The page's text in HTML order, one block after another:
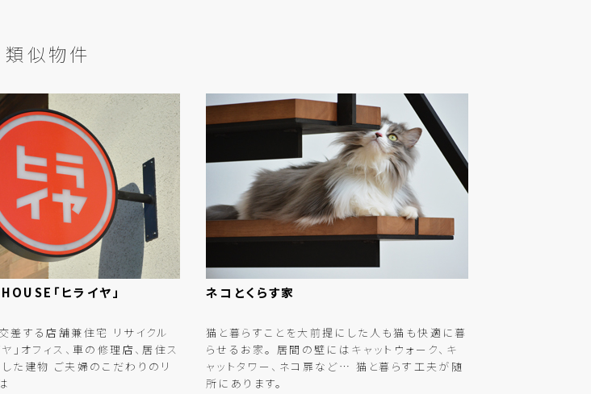
類似物件
「ヒライヤ」
差する店舗兼住宅 リサイクル
ヤ」オフィス、車の修理店、居住ス
た建物 ご夫婦のこだわりのリ
ネコとくらす家
猫と暮らすことを大前提にした人も猫も快適に暮
らせるお家。 居間の壁にはキャットウォーク、キ
ャットタワー、ネコ扉など… 猫と暮らす工夫が随
所にあります。